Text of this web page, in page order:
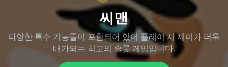
씨맨
다양한 특수 기능들이 포함되어 있어 플레이 시 재미가 더욱
배가되는 최고의 슬롯 게임입니다.